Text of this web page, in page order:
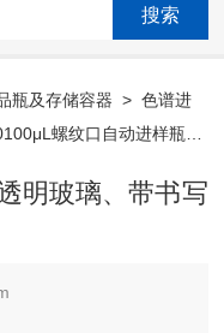
瓶及存储容器 >色谱进
螺纹口自动进样瓶
明玻璃、带书写